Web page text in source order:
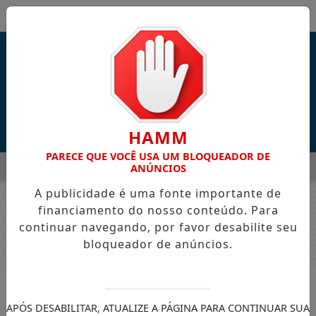
"PENTECOSTES", NOVA CANÇÃO INSPIRADA EM
EM ALTA
Kelly Benigno lança
HAMM
PARECE QUE VOCÊ USA UM BLOQUEADOR DE
ANÚNCIOS
A publicidade é uma fonte importante de
financiamento do nosso conteúdo. Para
continuar navegando, por favor desabilite seu
bloqueador de anúncios.
APÓS DESABILITAR, ATUALIZE A PÁGINA PARA CONTINUAR SUA